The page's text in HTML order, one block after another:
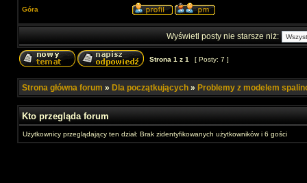
Góra
Wyświetl posty nie starsze niż:
Strona 1 z 1 [ Posty: 7 ]
Strona główna forum » Dla początkujących » Problemy z modelem
Kto przegląda forum
Użytkownicy przeglądający ten dział: Brak zidentyfikowanych użytkowników i 6 gości